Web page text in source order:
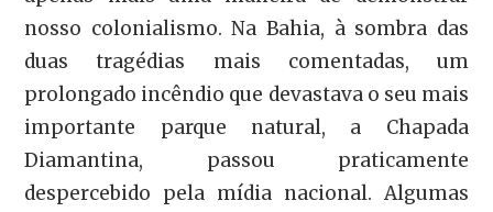
nosso colonialismo. Na Bahia, à sombra das
duas tragédias mais comentadas, um
prolongado incêndio que devastava o seu mais
importante parque natural, a Chapada
Diamantina, passou praticamente
despercebido pela mídia nacional. Algumas